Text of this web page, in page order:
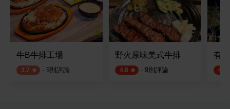
牛B牛排工場
3.7 · 5則評論
野火原味美式牛排
4.8 · 9則評論
有
4.5